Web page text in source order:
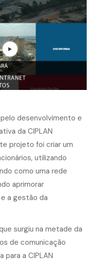
desenvolvimento e
da CIPLAN
projeto foi criar um
utilizando
como uma rede
aprimorar
a gestão da
surgiu na metade da
de comunicação
para a CIPLAN